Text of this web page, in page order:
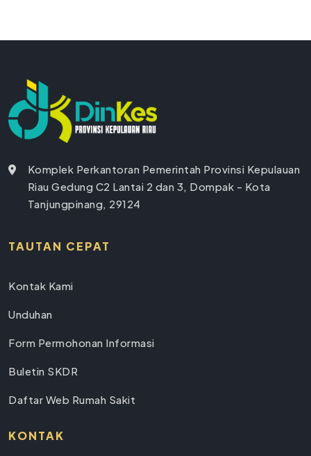
Komplek Perkantoran Pemerintah Provinsi Kepulauan
Riau Gedung C2 Lantai 2 dan 3, Dompak - Kota
Tanjungpinang, 29124
TAUTAN CEPAT
Kontak Kami
Unduhan
Form Permohonan Informasi
Buletin SKDR
Daftar Web Rumah Sakit
KONTAK